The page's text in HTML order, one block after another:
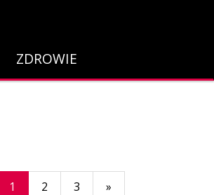
ZDROWIE
1 2 3 »